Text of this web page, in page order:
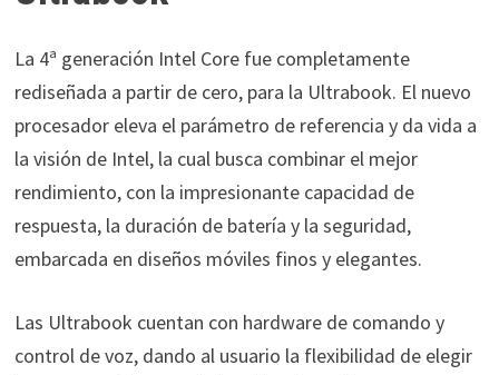
La 4ª generación Intel Core fue completamente
rediseñada a partir de cero, para la Ultrabook. El nuevo
procesador eleva el parámetro de referencia y da vida a
la visión de Intel, la cual busca combinar el mejor
rendimiento, con la impresionante capacidad de
respuesta, la duración de batería y la seguridad,
embarcada en diseños móviles finos y elegantes.
Las Ultrabook cuentan con hardware de comando y
control de voz, dando al usuario la flexibilidad de elegir